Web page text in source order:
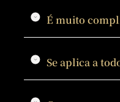
É muito
Se aplica a